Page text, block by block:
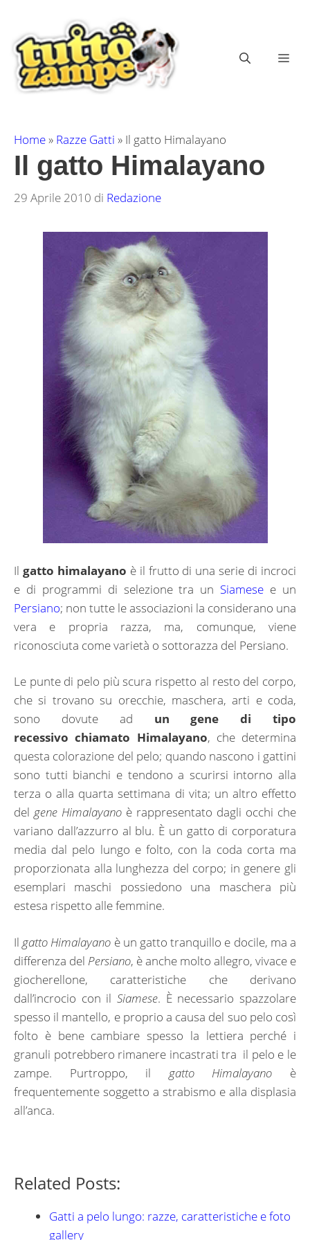
contenuto
Home» Razze Gatti » Il gatto Himalayano
Il gatto Himalayano
29 Aprile 2010 di Redazione
Il gatto himalayano è il frutto di una serie di incroci
e di programmi di selezione tra un Siamese e un
Persiano; non tutte le associazioni la considerano una
vera e propria razza, ma, comunque, viene
riconosciuta come varietà o sottorazza del Persiano.
Le punte di pelo più scura rispetto al resto del corpo,
che si trovano su orecchie, maschera, arti e coda,
sono dovute ad un gene di tipo
recessivo chiamato Himalayano, che determina
questa colorazione del pelo; quando nascono i gattini
sono tutti bianchi e tendono a scurirsi intorno alla
terza o alla quarta settimana di vita; un altro effetto
del gene Himalayano è rappresentato dagli occhi che
variano dall’azzurro al blu. È un gatto di corporatura
media dal pelo lungo e folto, con la coda corta ma
proporzionata alla lunghezza del corpo; in genere gli
esemplari maschi possiedono una maschera più
estesa rispetto alle femmine.
Ilgatto Himalayano è un gatto tranquillo e docile, ma a
differenza del Persiano, è anche molto allegro, vivace e
giocherellone, caratteristiche che derivano
dall’incrocio con il Siamese. È necessario spazzolare
spesso il mantello, e proprio a causa del suo pelo così
folto è bene cambiare spesso la lettiera perché i
granuli potrebbero rimanere incastrati tra il pelo e le
zampe. Purtroppo, il gatto Himalayano è
frequentemente soggetto a strabismo e alla displasia
all’anca.
Related Posts:
Gatti a pelo lungo: razze, caratteristiche e foto
gallery